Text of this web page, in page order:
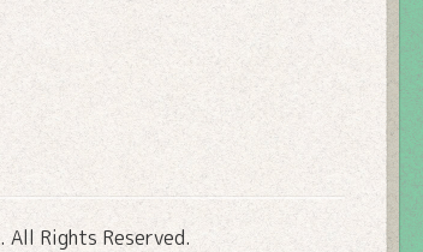
. All Rights Reserved.